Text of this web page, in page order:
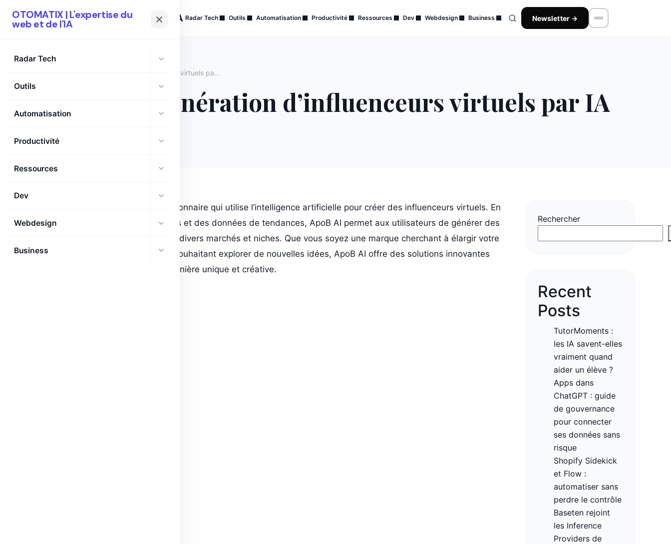
OTOMATIX| L'expertise du web et de l'IA Radar Tech Outils Automatisation Productivité Ressources Dev Webdesign Business Newsletter →
OTOMATIX | L'expertise du
web et de l'IA
Radar Tech
Outils
Automatisation
Productivité
Ressources
Dev
Webdesign
Business
ApoB AI – Génération d’influenceurs virtuels par IA
ApoB AI – Génération d’influenceurs virtuels par IA
ApoB AI est une plateforme révolutionnaire qui utilise l’intelligence artificielle pour créer des influenceurs virtuels. En
combinant des algorithmes avancés et des données de tendances, ApoB AI permet aux utilisateurs de générer des
personnages d’influence adaptés à divers marchés et niches. Que vous soyez une marque cherchant à élargir votre
portée ou un créateur de contenu souhaitant explorer de nouvelles idées, ApoB AI offre des solutions innovantes
pour engager votre audience de manière unique et créative.
Rechercher
Recent
Posts
TutorMoments :
les IA savent-elles
vraiment quand
aider un élève ?
Apps dans
ChatGPT : guide
de gouvernance
pour connecter
ses données sans
risque
Shopify Sidekick
et Flow :
automatiser sans
perdre le contrôle
Baseten rejoint
les Inference
Providers de